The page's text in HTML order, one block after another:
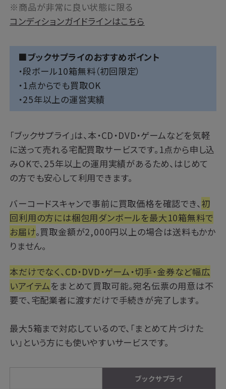
※商品が非常に良い状態に限る
コンディションガイドラインはこちら
■ブックサプライのおすすめポイント
・段ボール10箱無料（初回限定）
・1点からでも買取OK
・25年以上の運営実績
「ブックサプライ 」は、本・CD・DVD・ゲームなどを気軽
に送って売れる宅配買取サービスです。1点から申し込
みOKで、25年以上の運用実績があるため、はじめて
の方でも安心して利用できます。
バーコードスキャンで事前に買取価格を確認でき、初
回利用の方には梱包用ダンボールを最大10箱無料で
お届け。買取金額が2,000円以上の場合は送料もかか
りません。
本だけでなく、CD・DVD・ゲーム・切手・金券など幅広
いアイテムをまとめて買取可能。宛名伝票の用意は不
要で、宅配業者に渡すだけで手続きが完了します。
最大5箱まで対応しているので、「まとめて片づけた
い」という方にも使いやすいサービスです。
ブックサプライ